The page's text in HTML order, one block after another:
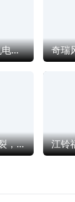
上汽大众朗逸变速箱机电单元故障，厂家不作为
奇瑞艾瑞泽8尾灯壳开裂，售后推诿不给更换维修